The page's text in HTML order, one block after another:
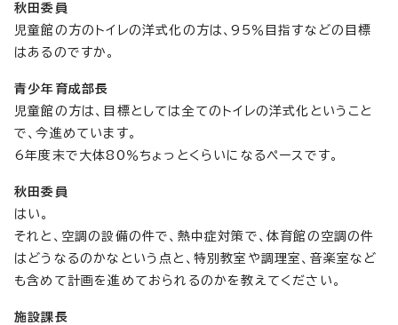
秋田委員
児童館の方のトイレの洋式化の方は、95％目指すなどの目標
はあるのですか。
青少年育成部長
児童館の方は、目標としては全てのトイレの洋式化ということ
で、今進めています。
6年度末で大体80％ちょっとくらいになるペースです。
秋田委員
はい。
それと、空調の設備の件で、熱中症対策で、体育館の空調の件
はどうなるのかなという点と、特別教室や調理室、音楽室など
も含めて計画を進めておられるのかを教えてください。
施設課長